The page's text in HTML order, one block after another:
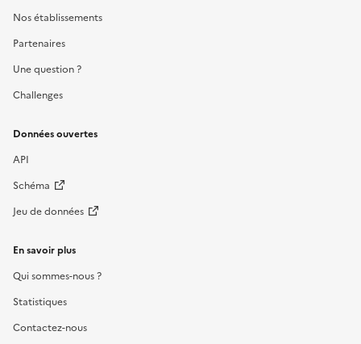
Nos établissements
Partenaires
Une question ?
Challenges
Données ouvertes
API
Schéma
Jeu de données
En savoir plus
Qui sommes-nous ?
Statistiques
Contactez-nous